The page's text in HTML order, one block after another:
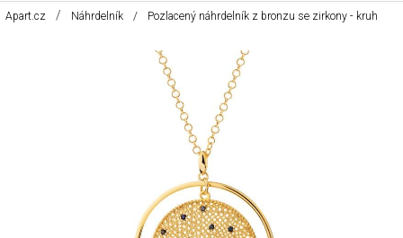
Apart.cz Náhrdelník Pozlacený náhrdelník z bronzu se zirkony - kruh